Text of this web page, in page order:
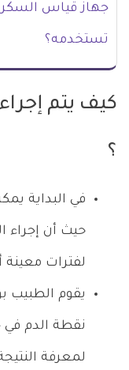
جهاز قياس السكر
تستخدمه؟
كيف يتم
؟
في البداية
حيث أن إجراء
لفترات معينة
يقوم الطبيب
نقطة الدم في
لمعرفة